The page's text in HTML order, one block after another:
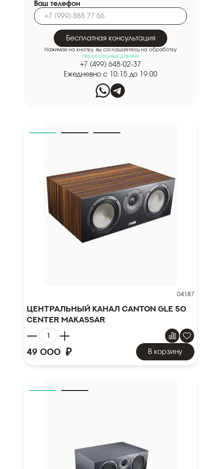
04187
Центральный канал Canton GLE 50
Center Makassar
49 000 ₽ В корзину
Ваш телефон
Бесплатная консультация
Нажимая на кнопку, вы соглашаетесь на обработку
персональных данных
+7 (499) 648-02-37
Ежедневно с 10:15 до 19:00